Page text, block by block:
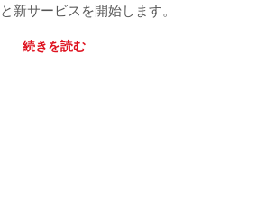
新サービスを開始します。
続きを読む